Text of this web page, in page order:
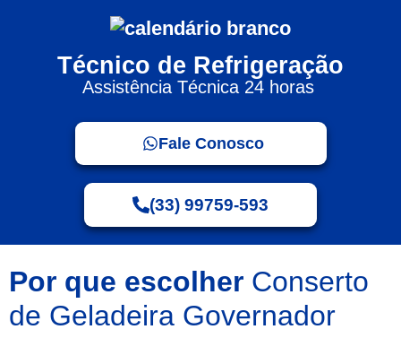
Técnico de Refrigeração
Assistência Técnica 24 horas
Fale Conosco
(33) 99759-593
Por que escolher Conserto
de Geladeira Governador